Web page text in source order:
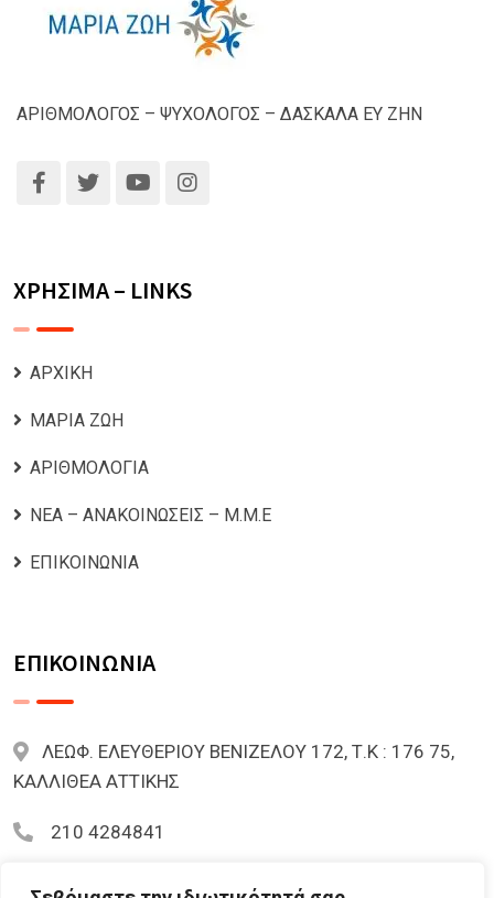
ΑΡΙΘΜΟΛΟΓΟΣ – ΨΥΧΟΛΟΓΟΣ – ΔΑΣΚΑΛΑ ΕΥ ΖΗΝ
ΧΡΗΣΙΜΑ – LINKS
ΑΡΧΙΚΗ
ΜΑΡΙΑ ΖΩΗ
ΑΡΙΘΜΟΛΟΓΙΑ
ΝΕΑ – ΑΝΑΚΟΙΝΩΣΕΙΣ – Μ.Μ.Ε
ΕΠΙΚΟΙΝΩΝΙΑ
ΕΠΙΚΟΙΝΩΝΙΑ
ΛΕΩΦ. ΕΛΕΥΘΕΡΙΟΥ ΒΕΝΙΖΕΛΟΥ 172, Τ.Κ : 176 75,
ΚΑΛΛΙΘΕΑ ΑΤΤΙΚΗΣ
210 4284841
mariazoi.powernumbers@gmail.com